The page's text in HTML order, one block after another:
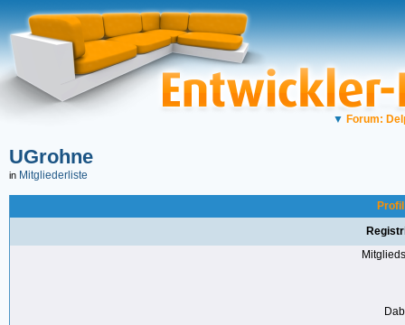
▼ Forum:
UGrohne
in Mitgliederliste